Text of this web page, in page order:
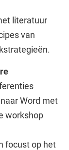
literatuur
van
Word met
workshop
focust op het